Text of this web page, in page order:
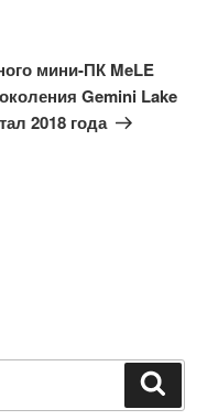
мини-ПК MeLE
Gemini Lake
2018 года